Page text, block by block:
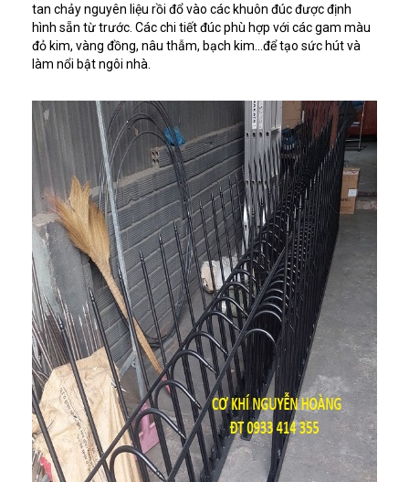
tan chảy nguyên liệu rồi đổ vào các khuôn đúc được định
hình sẵn từ trước. Các chi tiết đúc phù hợp với các gam màu
đỏ kim, vàng đồng, nâu thẫm, bạch kim...để tạo sức hút và
làm nổi bật ngôi nhà.